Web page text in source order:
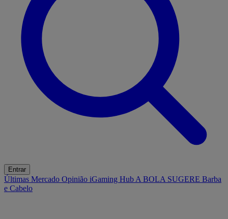
Entrar
Últimas Mercado Opinião iGaming Hub A BOLA SUGERE Barba
e Cabelo